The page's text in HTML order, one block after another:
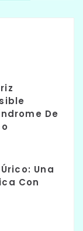
De
Una
Con